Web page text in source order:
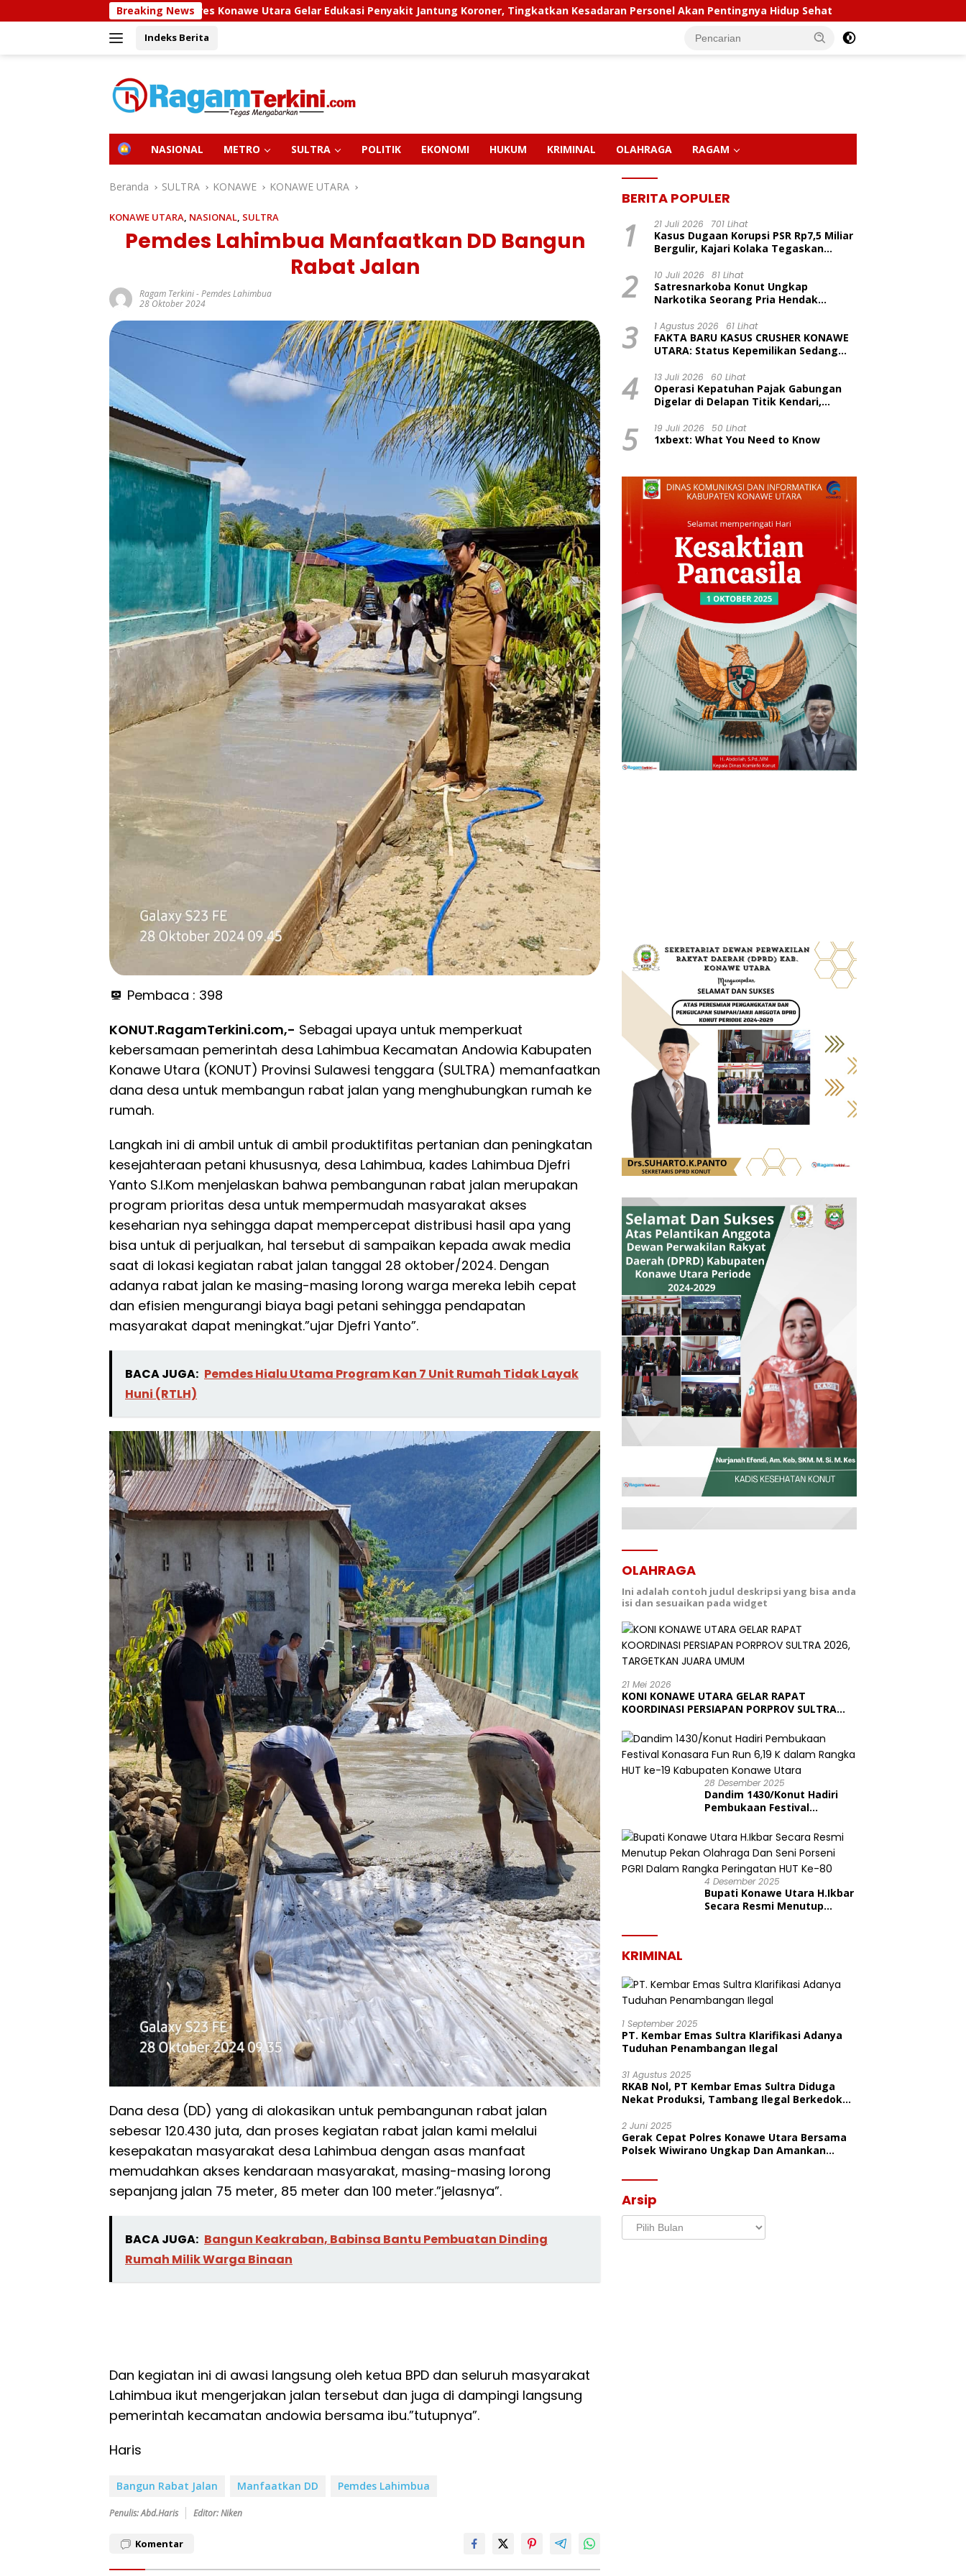
ke
Breaking News
Polres Konawe Utara Gelar Edukasi Penyakit Jantung Koroner, Tingkatkan Kesadaran Personel Akan Pentingnya Hidup Sehat Polda Sultra Musnahkan 5,4 Kilogram Narkotika,
Indeks Berita
H
E
NASIONAL METRO SULTRA POLITIK EKONOMI HUKUM KRIMINAL OLAHRAGA RAGAM
Beranda SULTRA KONAWE KONAWE UTARA
KONAWE UTARA, NASIONAL, SULTRA
Pemdes Lahimbua Manfaatkan DD Bangun
Rabat Jalan
Ragam Terkini-Pemdes Lahimbua
28 Oktober 2024
Pembaca : 398
KONUT.RagamTerkini.com,- Sebagai upaya untuk memperkuat
kebersamaan pemerintah desa Lahimbua Kecamatan Andowia Kabupaten
Konawe Utara (KONUT) Provinsi Sulawesi tenggara (SULTRA) memanfaatkan
dana desa untuk membangun rabat jalan yang menghubungkan rumah ke
rumah.
Langkah ini di ambil untuk di ambil produktifitas pertanian dan peningkatan
kesejahteraan petani khususnya, desa Lahimbua, kades Lahimbua Djefri
Yanto S.I.Kom menjelaskan bahwa pembangunan rabat jalan merupakan
program prioritas desa untuk mempermudah masyarakat akses
keseharian nya sehingga dapat mempercepat distribusi hasil apa yang
bisa untuk di perjualkan, hal tersebut di sampaikan kepada awak media
saat di lokasi kegiatan rabat jalan tanggal 28 oktober/2024. Dengan
adanya rabat jalan ke masing-masing lorong warga mereka lebih cepat
dan efisien mengurangi biaya bagi petani sehingga pendapatan
masyarakat dapat meningkat.”ujar Djefri Yanto”.
BACA JUGA: Pemdes Hialu Utama Program Kan 7 Unit Rumah Tidak Layak
Huni (RTLH)
Dana desa (DD) yang di alokasikan untuk pembangunan rabat jalan
sebesar 120.430 juta, dan proses kegiatan rabat jalan kami melalui
kesepakatan masyarakat desa Lahimbua dengan asas manfaat
memudahkan akses kendaraan masyarakat, masing-masing lorong
sepanjang jalan 75 meter, 85 meter dan 100 meter.”jelasnya”.
BACA JUGA: Bangun Keakraban, Babinsa Bantu Pembuatan Dinding
Rumah Milik Warga Binaan
Dan kegiatan ini di awasi langsung oleh ketua BPD dan seluruh masyarakat
Lahimbua ikut mengerjakan jalan tersebut dan juga di dampingi langsung
pemerintah kecamatan andowia bersama ibu.”tutupnya”.
Haris
Bangun Rabat Jalan Manfaatkan DD Pemdes Lahimbua
Penulis: Abd.Haris Editor: Niken
Komentar
BERITA POPULER
1 21 Juli 2026 701 Lihat
Kasus Dugaan Korupsi PSR Rp7,5 Miliar
Bergulir, Kajari Kolaka Tegaskan
2 10 Juli 2026 81 Lihat
Satresnarkoba Konut Ungkap
Narkotika Seorang Pria Hendak
Kecamatan Wawolesea
3 1 Agustus 2026 61 Lihat
FAKTA BARU KASUS CRUSHER KONAWE
UTARA: Status Kepemilikan Sedang
Penetapan Tersangka Dr. Ruksamin
Dinilai Prematur
4 13 Juli 2026 60 Lihat
Operasi Kepatuhan Pajak Gabungan
Digelar di Delapan Titik Kendari,
dan Tertib Berlalu Lintas
5 19 Juli 2026 50 Lihat
1xbext: What You Need to Know
OLAHRAGA
Ini adalah contoh judul deskripsi yang bisa anda
isi dan sesuaikan pada widget
21 Mei 2026
KONI KONAWE UTARA GELAR RAPAT
KOORDINASI PERSIAPAN PORPROV SULTRA
28 Desember 2025
Dandim 1430/Konut Hadiri
Pembukaan Festival
dalam Rangka HUT ke-19
Kabupaten Konawe Utara
4 Desember 2025
Bupati Konawe Utara H.Ikbar
Secara Resmi Menutup
KRIMINAL
1 September 2025
PT. Kembar Emas Sultra Klarifikasi Adanya
Tuduhan Penambangan Ilegal
31 Agustus 2025
RKAB Nol, PT Kembar Emas Sultra Diduga
Nekat Produksi, Tambang Ilegal Berkedok
2 Juni 2025
Gerak Cepat Polres Konawe Utara Bersama
Polsek Wiwirano Ungkap Dan Amankan
Morombo Pantai
Arsip
Arsip